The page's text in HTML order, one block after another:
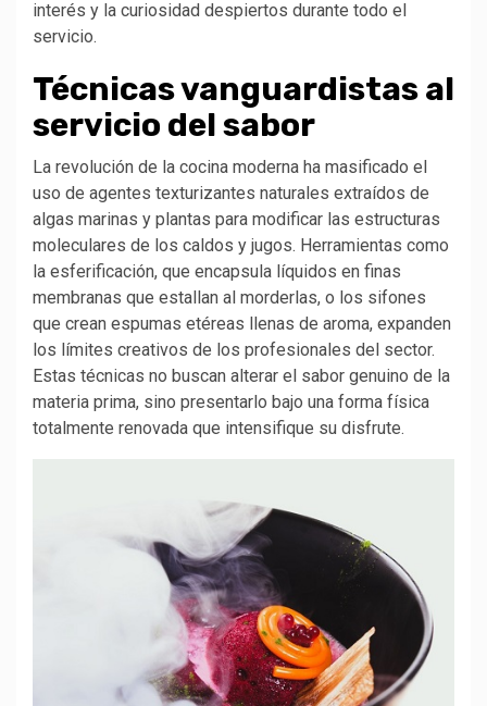
interés y la curiosidad despiertos durante todo el
servicio.
Técnicas vanguardistas al
servicio del sabor
La revolución de la cocina moderna ha masificado el
uso de agentes texturizantes naturales extraídos de
algas marinas y plantas para modificar las estructuras
moleculares de los caldos y jugos. Herramientas como
la esferificación, que encapsula líquidos en finas
membranas que estallan al morderlas, o los sifones
que crean espumas etéreas llenas de aroma, expanden
los límites creativos de los profesionales del sector.
Estas técnicas no buscan alterar el sabor genuino de la
materia prima, sino presentarlo bajo una forma física
totalmente renovada que intensifique su disfrute.